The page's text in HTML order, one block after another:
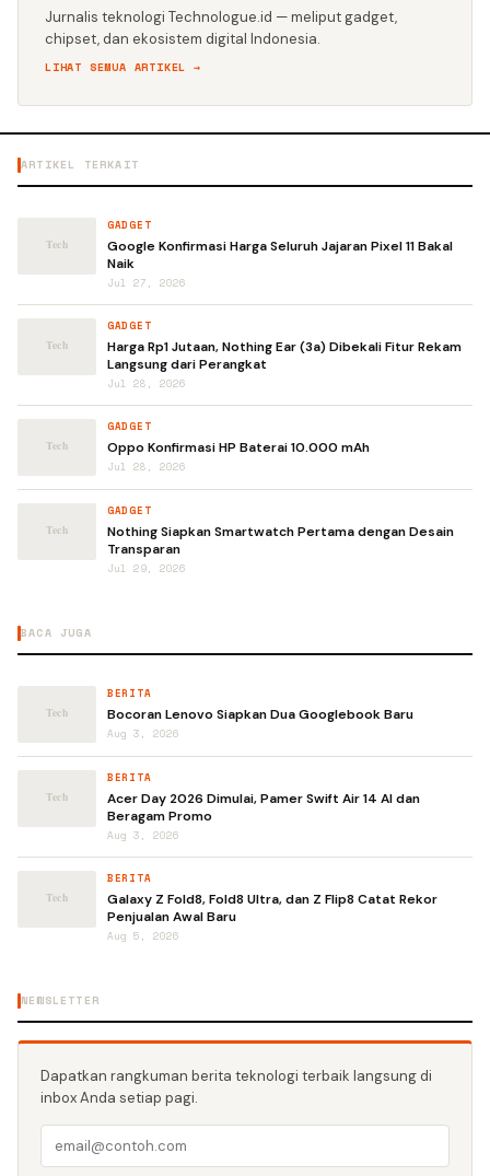
Jurnalis teknologi Technologue.id — meliput gadget,
chipset, dan ekosistem digital Indonesia.
LIHAT SEMUA ARTIKEL →
ARTIKEL TERKAIT
GADGET
Google Konfirmasi Harga Seluruh Jajaran Pixel 11 Bakal
Naik
Jul 27, 2026
GADGET
Harga Rp1 Jutaan, Nothing Ear (3a) Dibekali Fitur Rekam
Langsung dari Perangkat
Jul 28, 2026
GADGET
Oppo Konfirmasi HP Baterai 10.000 mAh
Jul 28, 2026
GADGET
Nothing Siapkan Smartwatch Pertama dengan Desain
Transparan
Jul 29, 2026
BACA JUGA
BERITA
Bocoran Lenovo Siapkan Dua Googlebook Baru
Aug 3, 2026
BERITA
Acer Day 2026 Dimulai, Pamer Swift Air 14 AI dan
Beragam Promo
Aug 3, 2026
BERITA
Galaxy Z Fold8, Fold8 Ultra, dan Z Flip8 Catat Rekor
Penjualan Awal Baru
Aug 5, 2026
NEWSLETTER
Dapatkan rangkuman berita teknologi terbaik langsung di
inbox Anda setiap pagi.